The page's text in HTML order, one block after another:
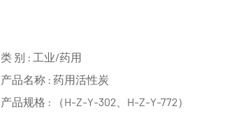
类 别 : 工业/药用
产品名称 : 药用活性炭
产品规格 :
（H-Z-Y-302、H-Z-Y-772）